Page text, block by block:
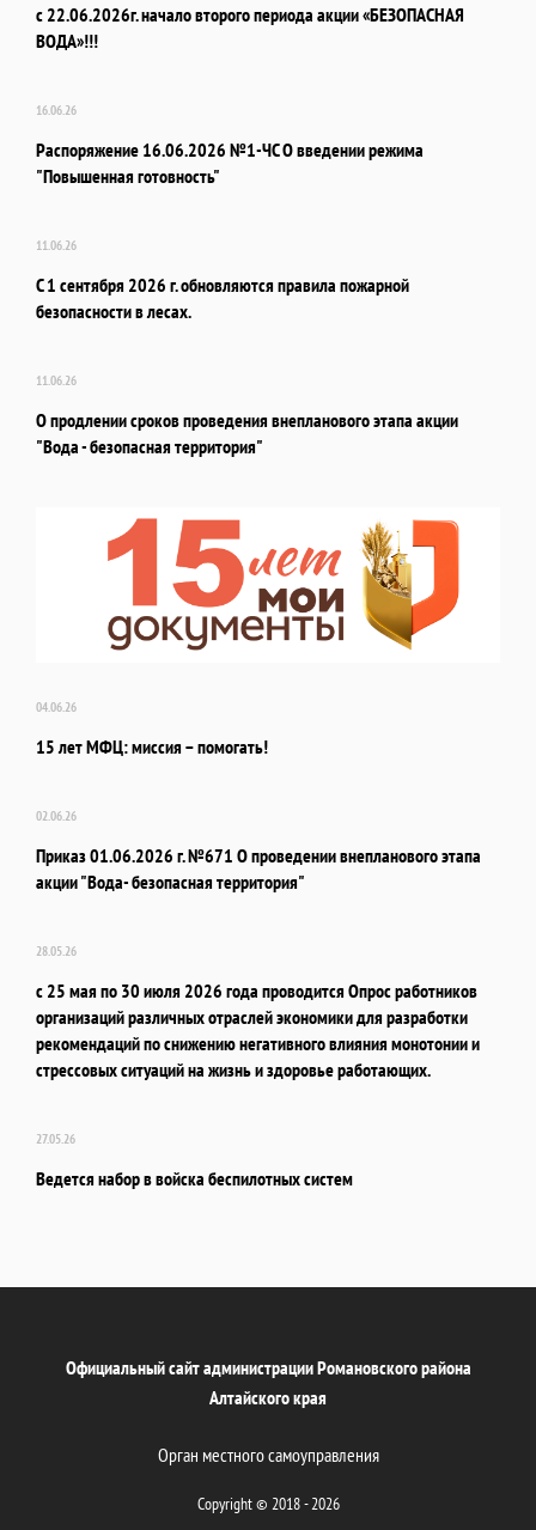
с 22.06.2026г. начало второго периода акции «БЕЗОПАСНАЯ
ВОДА»!!!
16.06.26
Распоряжение 16.06.2026 №1-ЧС О введении режима
"Повышенная готовность"
11.06.26
С 1 сентября 2026 г. обновляются правила пожарной
безопасности в лесах.
11.06.26
О продлении сроков проведения внепланового этапа акции
"Вода - безопасная территория"
04.06.26
15 лет МФЦ: миссия – помогать!
02.06.26
Приказ 01.06.2026 г. №671 О проведении внепланового этапа
акции "Вода- безопасная территория"
28.05.26
с 25 мая по 30 июля 2026 года проводится Опрос работников
организаций различных отраслей экономики для разработки
рекомендаций по снижению негативного влияния монотонии и
стрессовых ситуаций на жизнь и здоровье работающих.
27.05.26
Ведется набор в войска беспилотных систем
Официальный сайт администрации Романовского района
Алтайского края
Орган местного самоуправления
Copyright © 2018 - 2026